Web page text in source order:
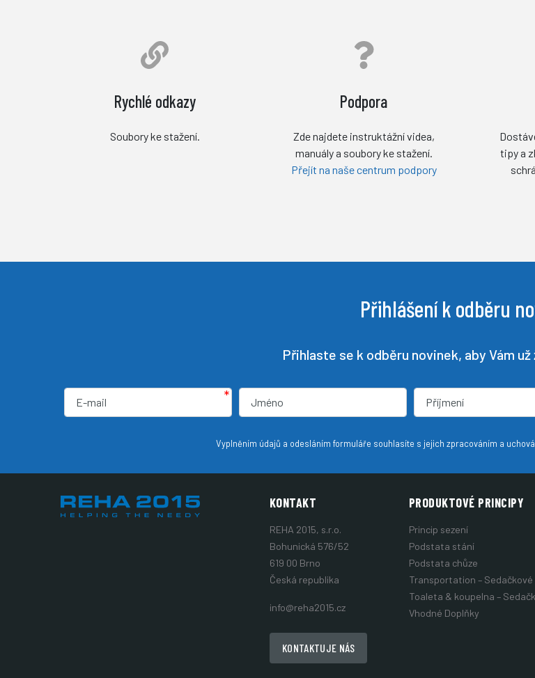
Rychlé odkazy
Soubory ke stažení.
Podpora
Zde najdete instruktážní videa,
manuály a soubory ke stažení.
Přejít na naše centrum podpory
tipy a
Přihlášení k odběru
Přihlaste se k odběru novinek, aby Vám už
*
Vyplněním údajů a odesláním formuláře souhlasíte s jejich zpracováním a
KONTAKT
REHA 2015, s.r.o.
Bohunická 576/52
619 00 Brno
Česká republika
info@reha2015.cz
KONTAKTUJE NÁS
PRODUKTOVÉ PRINCIPY
Princip sezení
Podstata stání
Podstata chůze
Transportation –
Toaleta & koupelna –
Vhodné Doplňky